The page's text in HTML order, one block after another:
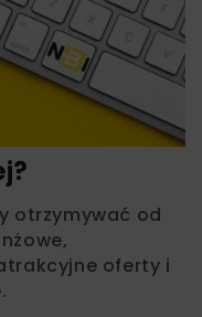
otrzymywać od
oferty i